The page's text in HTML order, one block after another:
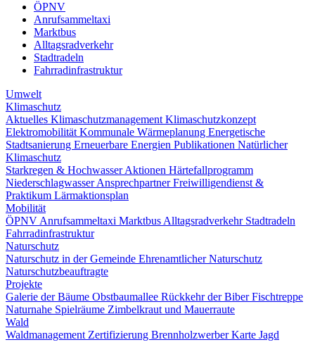
ÖPNV
Anrufsammeltaxi
Marktbus
Alltagsradverkehr
Stadtradeln
Fahrradinfrastruktur
Umwelt
Klimaschutz
Aktuelles Klimaschutzmanagement Klimaschutzkonzept
Elektromobilität Kommunale Wärmeplanung Energetische
Stadtsanierung Erneuerbare Energien Publikationen Natürlicher
Klimaschutz
Starkregen & HochwasserAktionen Härtefallprogramm
NiederschlagwasserAnsprechpartnerFreiwilligendienst &
Praktikum Lärmaktionsplan
Mobilität
ÖPNV Anrufsammeltaxi Marktbus Alltagsradverkehr Stadtradeln
Fahrradinfrastruktur
Naturschutz
Naturschutz in der Gemeinde Ehrenamtlicher Naturschutz
Naturschutzbeauftragte
Projekte
Galerie der Bäume Obstbaumallee Rückkehr der BiberFischtreppe
Naturnahe Spielräume Zimbelkraut und Mauerraute
Wald
Waldmanagement Zertifizierung BrennholzwerberKarte Jagd